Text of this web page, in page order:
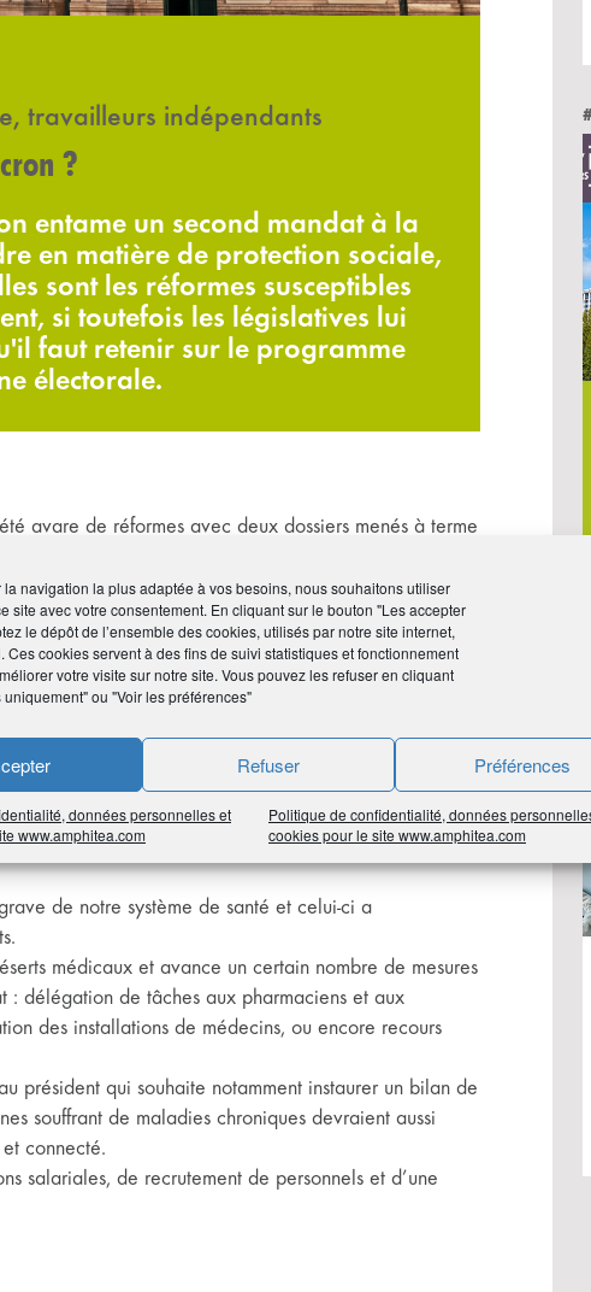
la navigation la plus adaptée à vos besoins, nous souhaitons utiliser
site avec votre consentement. En cliquant sur le bouton "Les accepter
le dépôt de l’ensemble des cookies, utilisés par notre site internet,
Ces cookies servent à des fins de suivi statistiques et fonctionnement
votre visite sur notre site. Vous pouvez les refuser en cliquant
ou "Voir les préférences"
Refuser Préférences
données personnelles et
www.amphitea.com
Politique de confidentialité, données
cookies pour le site www.amphitea.com
travailleurs indépendants
?
entame un second mandat à la
en matière de protection sociale,
sont les réformes susceptibles
si toutefois les législatives lui
faut retenir sur le programme
électorale.
avare de réformes avec deux dossiers menés à terme
sur les revenus du capital, et la refonte de
sur le fait que l’épargne longue sera sa priorité. Elle
Sa visibilité et sa stabilité doivent être favorisées
statut de l’assurance vie, placement financier préféré
fortune immobilière (IFI), tout en envisageant une
du patrimoine.
de notre système de santé et celui-ci a
médicaux et avance un certain nombre de mesures
délégation de tâches aux pharmaciens et aux
des installations de médecins, ou encore recours
président qui souhaite notamment instaurer un bilan de
souffrant de maladies chroniques devraient aussi
connecté.
salariales, de recrutement de personnels et d’une